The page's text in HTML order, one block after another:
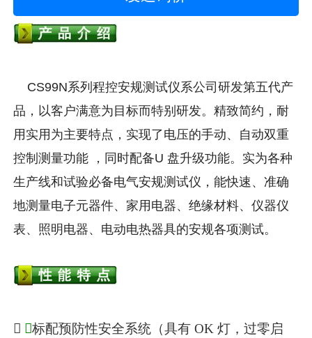
CS99N系列程控安规测试仪系公司研发第五代产
品，以客户满意为目标而特别研发。精致简约，耐
用实用为主要特点，实现了电压的手动、自动双重
控制测量功能 ，同时配备U 盘升级功能。实为各种
生产线和试验必备电气安规测试仪，能快速、准确
地测量电子元器件、家用电器、绝缘材料、仪器仪
表、照明电器、电动电热器具的安规各项测试。
 ◆标配预防性安全系统（具有 OK 灯，过零启